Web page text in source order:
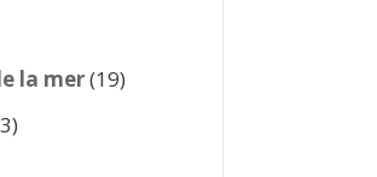
la mer 1919
33